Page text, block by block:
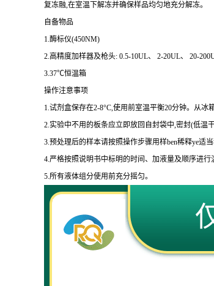
复冻融,在室温下解冻并确保样品均匀地充分解冻。
自备物品
1.酶标仪(450NM)
2.高精度加样器及枪头: 0.5-10UL、 2-20UL、 20-
3.37℃恒温箱
操作注意事项
1.试剂盒保存在2-8°C,使用前室温平衡20分钟。从冰
2.实验中不用的板条应立即放回自封袋中,密封(低温
3.预处理后的样本请按照操作步骤用样ben稀释ye适
4.严格按照说明书中标明的时间、加液量及顺序进行
5.所有液体组分使用前充分摇匀。